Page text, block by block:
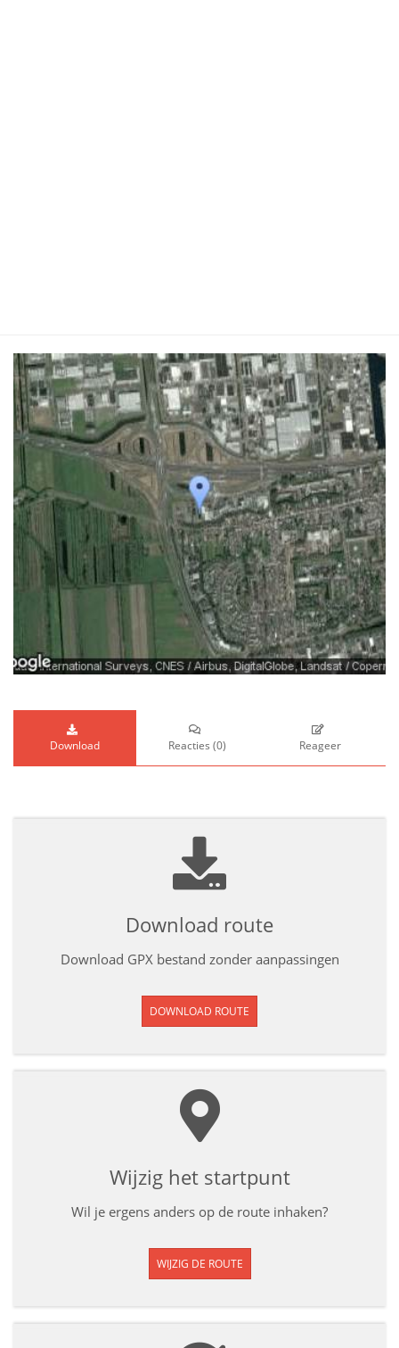
Download Reacties (0) Reageer
Download route
Download GPX bestand zonder aanpassingen
DOWNLOAD ROUTE
Wijzig het startpunt
Wil je ergens anders op de route inhaken?
WIJZIG DE ROUTE